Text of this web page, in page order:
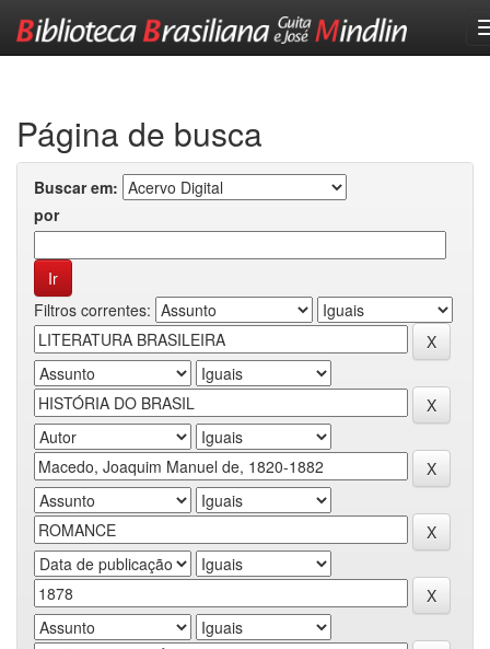
Página de busca
Buscar em:
por
Filtros correntes: